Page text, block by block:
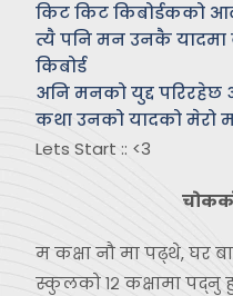
किट किट किबोर्डकको
त्यै पनि मन उनकै
किबोर्ड
अनि मनको युद्द परिरहेछ
कथा उनको यादको मेरो
Lets Start :: <3
म कक्षा नौ मा पढ्थे, घर
स्कुलको १२ कक्षामा पद्नु